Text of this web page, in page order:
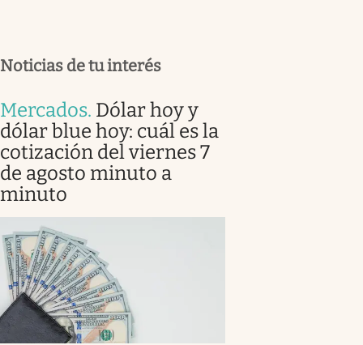
Noticias de tu interés
Mercados. Dólar hoy y
dólar blue hoy: cuál es la
cotización del viernes 7
de agosto minuto a
minuto